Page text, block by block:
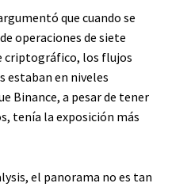
que cuando se
operaciones de siete
criptográfico, los flujos
estaban en niveles
Binance, a pesar de tener
tenía la exposición más
el panorama no es tan